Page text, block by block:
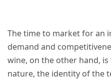
Thetime to marketfor an
demand and
wine, on the other hand,
nature, the identity of the